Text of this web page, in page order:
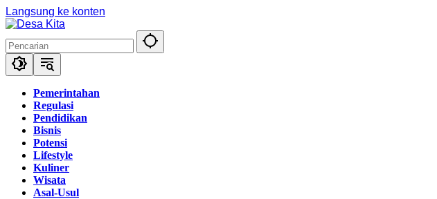
Langsung ke konten
Pemerintahan
Regulasi
Pendidikan
Bisnis
Potensi
Lifestyle
Kuliner
Wisata
Asal-Usul